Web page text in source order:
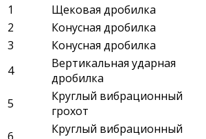
1
Щековая дробилка
2
Конусная дробилка
3
Конусная дробилка
4
Вертикальная ударная
дробилка
5
Круглый вибрационный
грохот
6
Круглый вибрационный